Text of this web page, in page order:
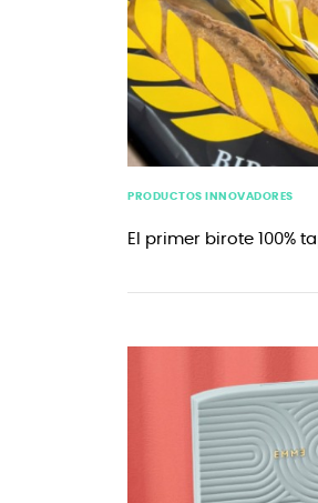
PRODUCTOS INNOVADORES
El primer birote 100%